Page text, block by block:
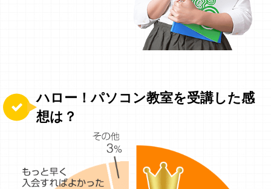
ハロー！パソコン教室を受講した感
想は？